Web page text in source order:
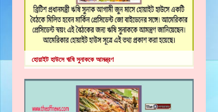
হোয়াইট হাউসে ঋষি সুনাককে আমন্ত্রণ